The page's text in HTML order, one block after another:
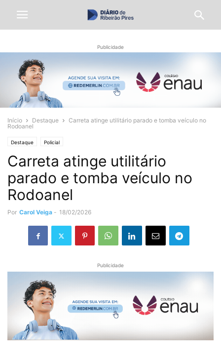
Publicidade
Início Destaque
Carreta atinge utilitário parado e tomba veículo no
Rodoanel
Destaque Policial
Carreta atinge utilitário
parado e tomba veículo no
Rodoanel
Por Carol Veiga - 18/02/2026
Publicidade